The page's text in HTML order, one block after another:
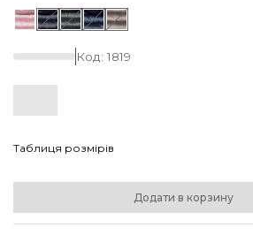
Код:1819
Таблиця розмірів
Додати в корзину